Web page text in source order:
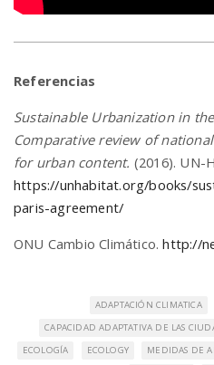
Referencias
Sustainable Urbanization in
Comparative review of
for urban content. (2016). UN-
https://unhabitat.org/books/
paris-agreement/
ONU Cambio Climático.http://
ADAPTACIÓN CLIMATICA
CAPACIDAD ADAPTATIVA DE LAS
ECOLOGÍA
ECOLOGY
MEDIDAS DE